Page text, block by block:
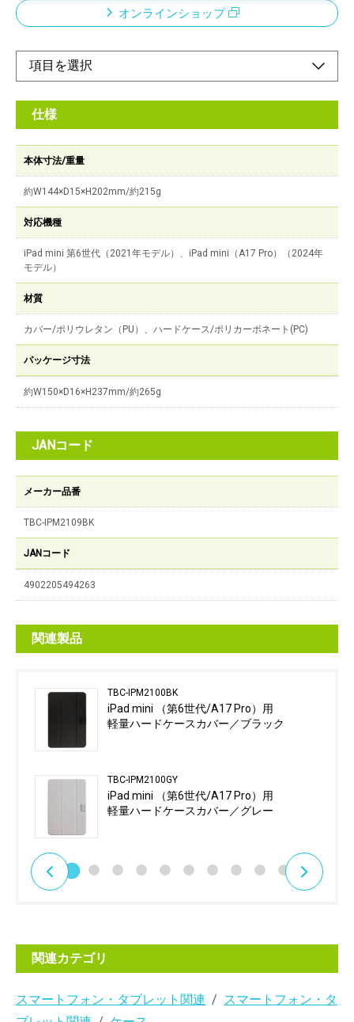
オンラインショップ
仕様
本体寸法/重量
約W144×D15×H202mm/約215g
対応機種
iPad mini 第6世代（2021年モデル）、iPad mini（A17 Pro）（2024年
モデル）
材質
カバー/ポリウレタン（PU）、ハードケース/ポリカーボネート(PC)
パッケージ寸法
約W150×D16×H237mm/約265g
JANコード
メーカー品番
TBC-IPM2109BK
JANコード
4902205494263
関連製品
TBC-IPM2100BK
iPad mini （第6世代/A17 Pro）用
軽量ハードケースカバー／ブラック
TBC-IPM2100GY
iPad mini （第6世代/A17 Pro）用
軽量ハードケースカバー／グレー
関連カテゴリ
スマートフォン・タブレット関連
スマートフォン・タ